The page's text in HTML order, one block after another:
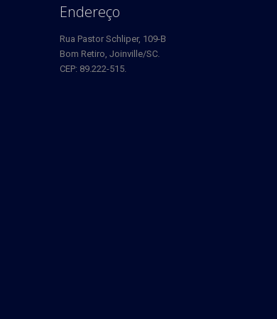
Endereço
Rua Pastor Schliper, 109-B
Bom Retiro, Joinville/SC.
CEP: 89.222-515.